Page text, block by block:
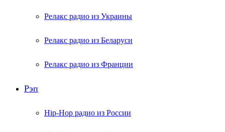
Релакс радио из Украины
Релакс радио из Беларуси
Релакс радио из Франции
Рэп
Hip-Hop радио из России